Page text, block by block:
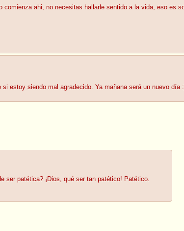
comienza ahi, no necesitas hallarle sentido a la vida, eso es
estoy siendo mal agradecido. Ya mañana será un nuevo día
ser patética? ¡Dios, qué ser tan patético! Patético.